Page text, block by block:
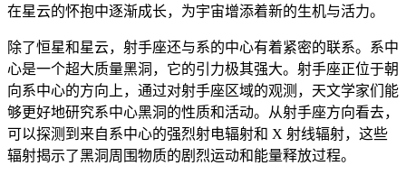
在星云的怀抱中逐渐成长，为宇宙增添着新的生机与活力。
除了恒星和星云，射手座还与系的中心有着紧密的联系。系中
心是一个超大质量黑洞，它的引力极其强大。射手座正位于朝
向系中心的方向上，通过对射手座区域的观测，天文学家们能
够更好地研究系中心黑洞的性质和活动。从射手座方向看去，
可以探测到来自系中心的强烈射电辐射和 X 射线辐射，这些
辐射揭示了黑洞周围物质的剧烈运动和能量释放过程。